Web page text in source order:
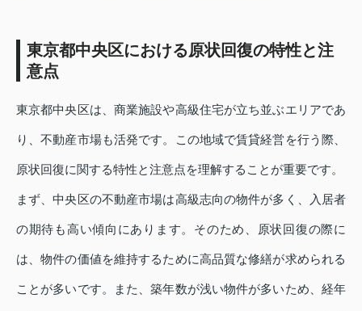
東京都中央区における原状回復の特性と注
意点
東京都中央区は、商業施設や高級住宅が立ち並ぶエリアであ
り、不動産市場も活発です。この地域で賃貸経営を行う際、
原状回復に関する特性と注意点を理解することが重要です。
まず、中央区の不動産市場は高級志向の物件が多く、入居者
の期待も高い傾向にあります。そのため、原状回復の際に
は、物件の価値を維持するために高品質な修繕が求められる
ことが多いです。また、築年数が浅い物件が多いため、経年